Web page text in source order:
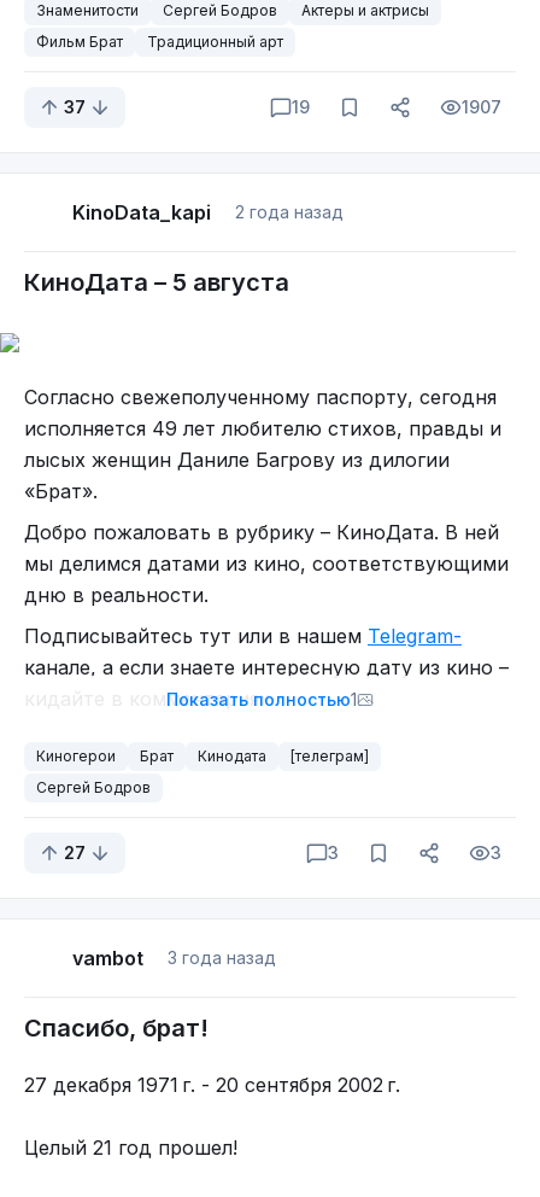
Знаменитости
Сергей Бодров
Актеры и актрисы
Фильм Брат
Традиционный арт
37 19 1907
KinoData_kapi 2 года назад
КиноДата – 5 августа
Согласно свежеполученному паспорту, сегодня
исполняется 49 лет любителю стихов, правды и
лысых женщин Даниле Багрову из дилогии
«Брат».
Добро пожаловать в рубрику – КиноДата. В ней
мы делимся датами из кино, соответствующими
дню в реальности.
Подписывайтесь тут или в нашем Telegram-
канале, а если знаете интересную дату из кино –
кидайте в комментариях.
Показать полностью1
Киногерои Брат Кинодата
[телеграм]
Сергей Бодров
27 3 3
vambot 3 года назад
Спасибо, брат!
27 декабря 1971 г. - 20 сентября 2002 г.
Целый 21 год прошел!